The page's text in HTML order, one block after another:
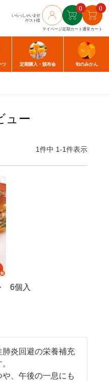
いらっしゃいませ
/ゲスト様
マイページ
0
定期カート
0
通常カート
ツ 定期購入 ・頒布会 旬のみかん
ュー
1件中 1-1件表示
6個入
炎回避の栄養補充
、午後の一息にも